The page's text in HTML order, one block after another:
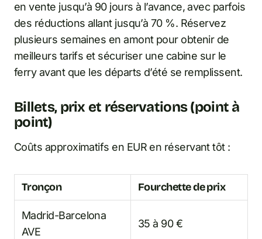
en vente jusqu’à 90 jours à l’avance, avec parfois
des réductions allant jusqu’à 70 %. Réservez
plusieurs semaines en amont pour obtenir de
meilleurs tarifs et sécuriser une cabine sur le
ferry avant que les départs d’été se remplissent.
Billets, prix et réservations (point à
point)
Coûts approximatifs en EUR en réservant tôt :
Tronçon Fourchette de prix
Madrid-Barcelona
AVE
35 à 90 €